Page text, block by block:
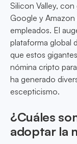
Silicon Valley,
Google y Amazon
empleados. El
plataforma global
que estos
nómina cripto
ha generado
escepticismo.
¿Cuáles
adoptar la